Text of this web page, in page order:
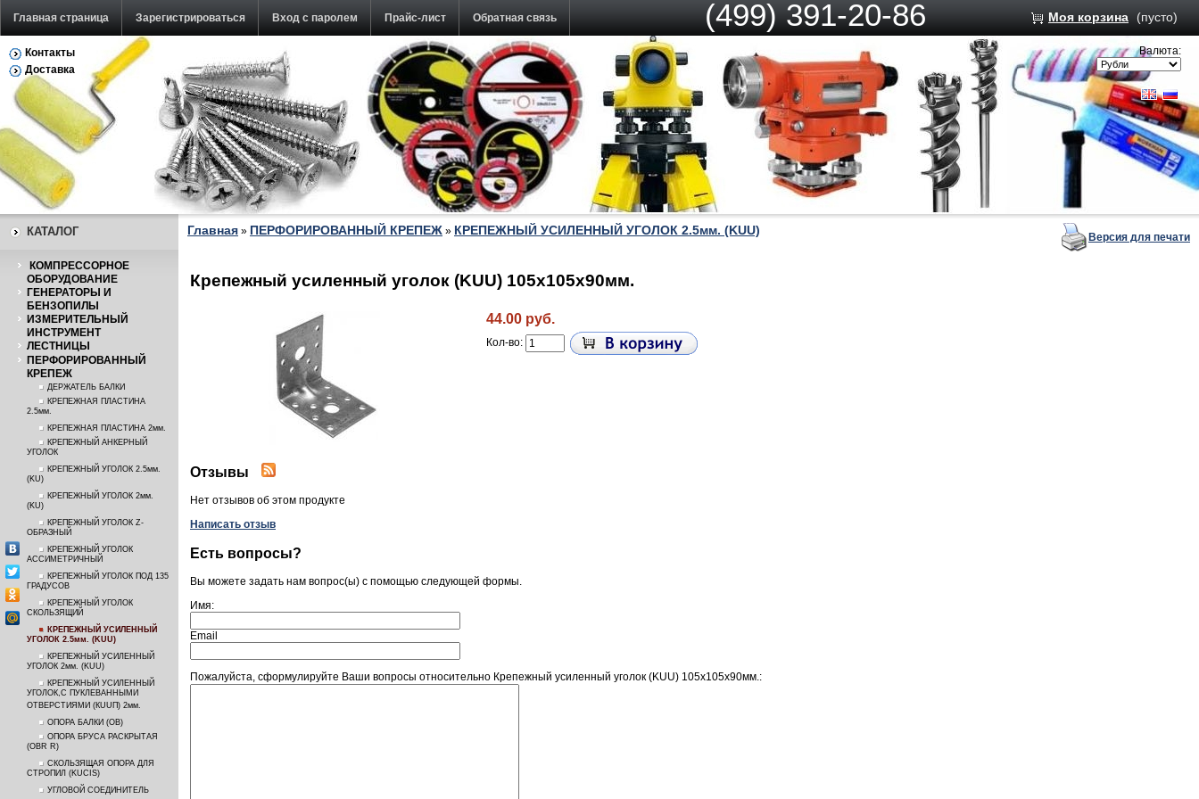
Главная страница Зарегистрироваться Вход с паролем Прайс-лист Обратная связь (499) 391-20-86 Моя корзина (пусто)
Контакты
Доставка
Валюта:
КАТАЛОГ
КОМПРЕССОРНОЕ
ОБОРУДОВАНИЕ
ГЕНЕРАТОРЫ И
БЕНЗОПИЛЫ
ИЗМЕРИТЕЛЬНЫЙ
ИНСТРУМЕНТ
ЛЕСТНИЦЫ
ПЕРФОРИРОВАННЫЙ
КРЕПЕЖ
ДЕРЖАТЕЛЬ БАЛКИ
КРЕПЕЖНАЯ ПЛАСТИНА
2.5мм.
КРЕПЕЖНАЯ ПЛАСТИНА 2мм.
КРЕПЕЖНЫЙ АНКЕРНЫЙ
УГОЛОК
КРЕПЕЖНЫЙ УГОЛОК 2.5мм.
(KU)
КРЕПЕЖНЫЙ УГОЛОК 2мм.
(KU)
КРЕПЕЖНЫЙ УГОЛОК Z-
ОБРАЗНЫЙ
КРЕПЕЖНЫЙ УГОЛОК
АССИМЕТРИЧНЫЙ
КРЕПЕЖНЫЙ УГОЛОК ПОД 135
ГРАДУСОВ
КРЕПЕЖНЫЙ УГОЛОК
СКОЛЬЗЯЩИЙ
КРЕПЕЖНЫЙ УСИЛЕННЫЙ
УГОЛОК 2.5мм. (KUU)
КРЕПЕЖНЫЙ УСИЛЕННЫЙ
УГОЛОК 2мм. (KUU)
КРЕПЕЖНЫЙ УСИЛЕННЫЙ
УГОЛОК,С ПУКЛЕВАННЫМИ
ОТВЕРСТИЯМИ (КUUП) 2мм.
ОПОРА БАЛКИ (ОВ)
ОПОРА БРУСА РАСКРЫТАЯ
(OBR R)
СКОЛЬЗЯЩАЯ ОПОРА ДЛЯ
СТРОПИЛ (KUCIS)
УГЛОВОЙ СОЕДИНИТЕЛЬ
Главная » ПЕРФОРИРОВАННЫЙ КРЕПЕЖ » КРЕПЕЖНЫЙ УСИЛЕННЫЙ УГОЛОК 2.5мм. (KUU) Версия для печати
Крепежный усиленный уголок (KUU) 105х105х90мм.
44.00 руб.
Кол-во:
Отзывы
Нет отзывов об этом продукте
Написать отзыв
Есть вопросы?
Вы можете задать нам вопрос(ы) с помощью следующей формы.
Имя:
Email
Пожалуйста, сформулируйте Ваши вопросы относительно Крепежный усиленный уголок (KUU) 105х105х90мм.: